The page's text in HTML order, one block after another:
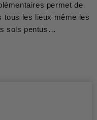
permet de
tous les lieux même les
sols pentus…